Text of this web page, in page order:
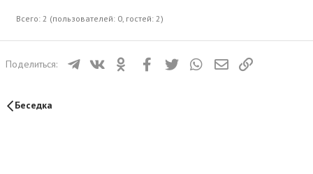
Всего: 2 (пользователей: 0, гостей: 2)
Поделиться: ТелеграмВКонтактеОдноклассники
FacebookTwitter WhatsAppЭлектронная почта
Беседка